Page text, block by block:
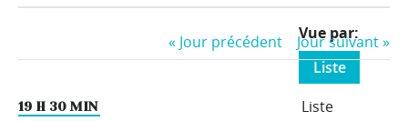
Event
Views
Navigation
Vue par
Liste
Liste
« Jour précédent Jour suivant»
19 H 30 MIN